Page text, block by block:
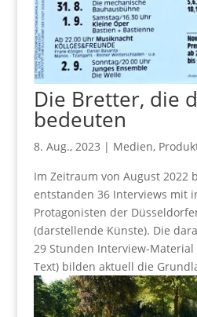
Die Bretter, die
bedeuten
8. Aug., 2023 | Medien,
Im Zeitraum von August 2022
entstanden 36 Interviews mit
Protagonisten der
(darstellende Künste). Die
29 Stunden Interview-Material
Text) bilden aktuell die